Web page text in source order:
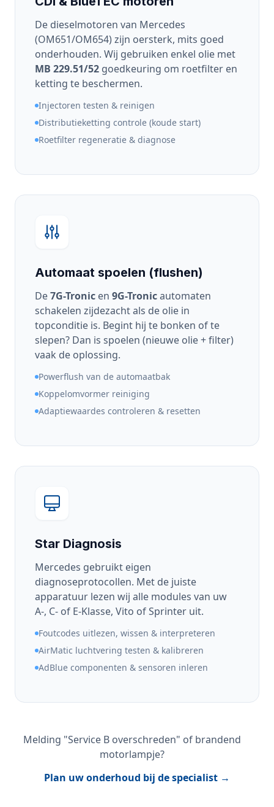
De dieselmotoren van Mercedes
(OM651/OM654) zijn oersterk, mits goed
onderhouden. Wij gebruiken enkel olie met
MB 229.51/52 goedkeuring om roetfilter en
ketting te beschermen.
Injectoren testen & reinigen
Distributieketting controle (koude start)
Roetfilter regeneratie & diagnose
Automaat spoelen (flushen)
De7G-Tronic en 9G-Tronicautomaten
schakelen zijdezacht als de olie in
topconditie is. Begint hij te bonken of te
slepen? Dan is spoelen (nieuwe olie + filter)
vaak de oplossing.
Powerflush van de automaatbak
Koppelomvormer reiniging
Adaptiewaardes controleren & resetten
Star Diagnosis
Mercedes gebruikt eigen
diagnoseprotocollen. Met de juiste
apparatuur lezen wij alle modules van uw
A-, C- of E-Klasse, Vito of Sprinter uit.
Foutcodes uitlezen, wissen & interpreteren
AirMatic luchtvering testen & kalibreren
AdBlue componenten & sensoren inleren
Melding "Service B overschreden" of brandend
motorlampje?
Plan uw onderhoud bij de specialist →